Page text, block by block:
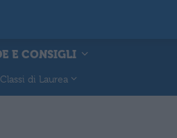
E CONSIGLI
Classi di Laurea